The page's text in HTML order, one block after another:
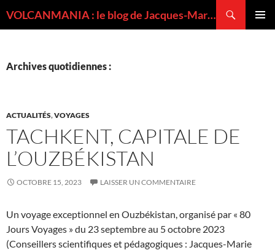
VOLCANMANIA : le blog de Jacques-Marie BARDINTZEFF, volcanologue
Archives quotidiennes :
ACTUALITÉS,VOYAGES
TACHKENT, CAPITALE DE
L’OUZBÉKISTAN
OCTOBRE 15, 2023 LAISSER UN COMMENTAIRE
Un voyage exceptionnel en Ouzbékistan, organisé par « 80
Jours Voyages » du 23 septembre au 5 octobre 2023
(Conseillers scientifiques et pédagogiques : Jacques-Marie